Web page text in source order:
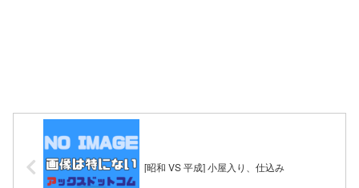
[昭和 VS 平成] 小屋入り、仕込み